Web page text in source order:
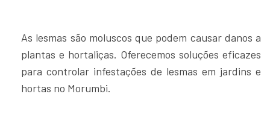
As lesmas são moluscos que podem causar danos a
plantas e hortaliças. Oferecemos soluções eficazes
para controlar infestações de lesmas em jardins e
hortas no Morumbi.